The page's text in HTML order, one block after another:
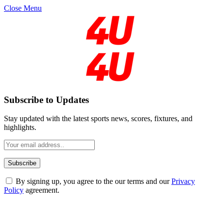
Close Menu
Subscribe to Updates
Stay updated with the latest sports news, scores, fixtures, and
highlights.
By signing up, you agree to the our terms and ourPrivacy
Policy agreement.